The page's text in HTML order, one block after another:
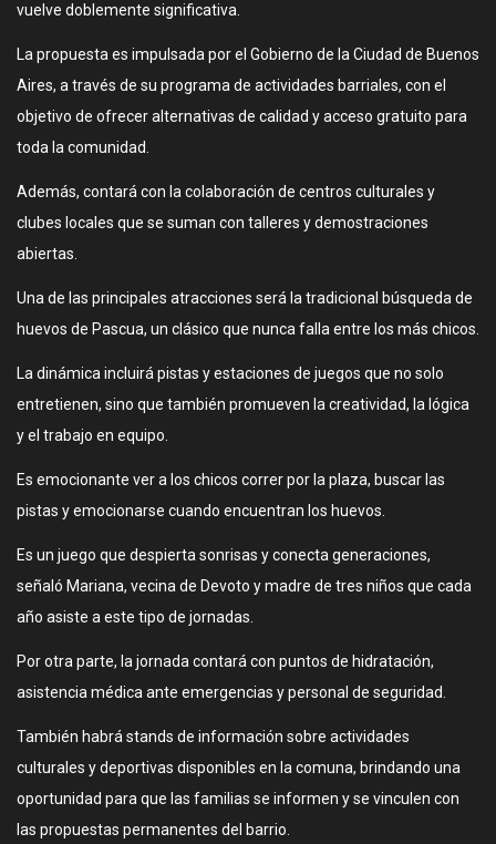
vuelve doblemente significativa.
La propuesta es impulsada por el Gobierno de la Ciudad de Buenos
Aires, a través de su programa de actividades barriales, con el
objetivo de ofrecer alternativas de calidad y acceso gratuito para
toda la comunidad.
Además, contará con la colaboración de centros culturales y
clubes locales que se suman con talleres y demostraciones
abiertas.
Una de las principales atracciones será la tradicional búsqueda de
huevos de Pascua, un clásico que nunca falla entre los más chicos.
La dinámica incluirá pistas y estaciones de juegos que no solo
entretienen, sino que también promueven la creatividad, la lógica
y el trabajo en equipo.
Es emocionante ver a los chicos correr por la plaza, buscar las
pistas y emocionarse cuando encuentran los huevos.
Es un juego que despierta sonrisas y conecta generaciones,
señaló Mariana, vecina de Devoto y madre de tres niños que cada
año asiste a este tipo de jornadas.
Por otra parte, la jornada contará con puntos de hidratación,
asistencia médica ante emergencias y personal de seguridad.
También habrá stands de información sobre actividades
culturales y deportivas disponibles en la comuna, brindando una
oportunidad para que las familias se informen y se vinculen con
las propuestas permanentes del barrio.